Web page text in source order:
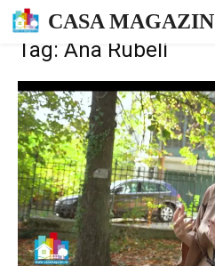
CASA MAGAZIN
Tag: Ana Rubeli